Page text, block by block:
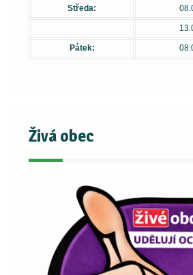
Středa:
Pátek:
Živá obec